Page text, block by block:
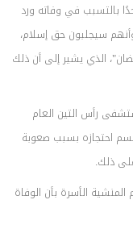
بالتسبب في وفاته ورد
سيجلبون حق إسلام،
الذي يشير إلى أن ذلك
رأس التين العام
احتجازه بسبب صعوبة
ذلك.
الأسرة بأن الوفاة